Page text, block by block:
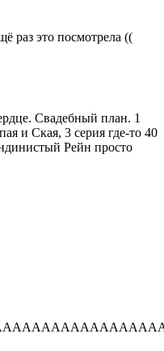
раз это посмотрела ((
Свадебный план. 1
и Ская, 3 серия где-то 40
Рейн просто